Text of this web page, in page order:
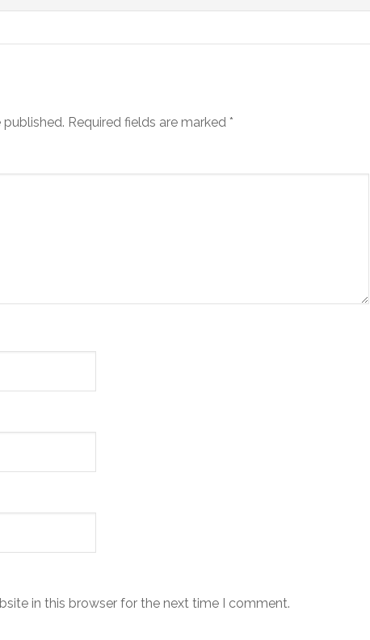
Required fields are marked *
in this browser for the next time I comment.